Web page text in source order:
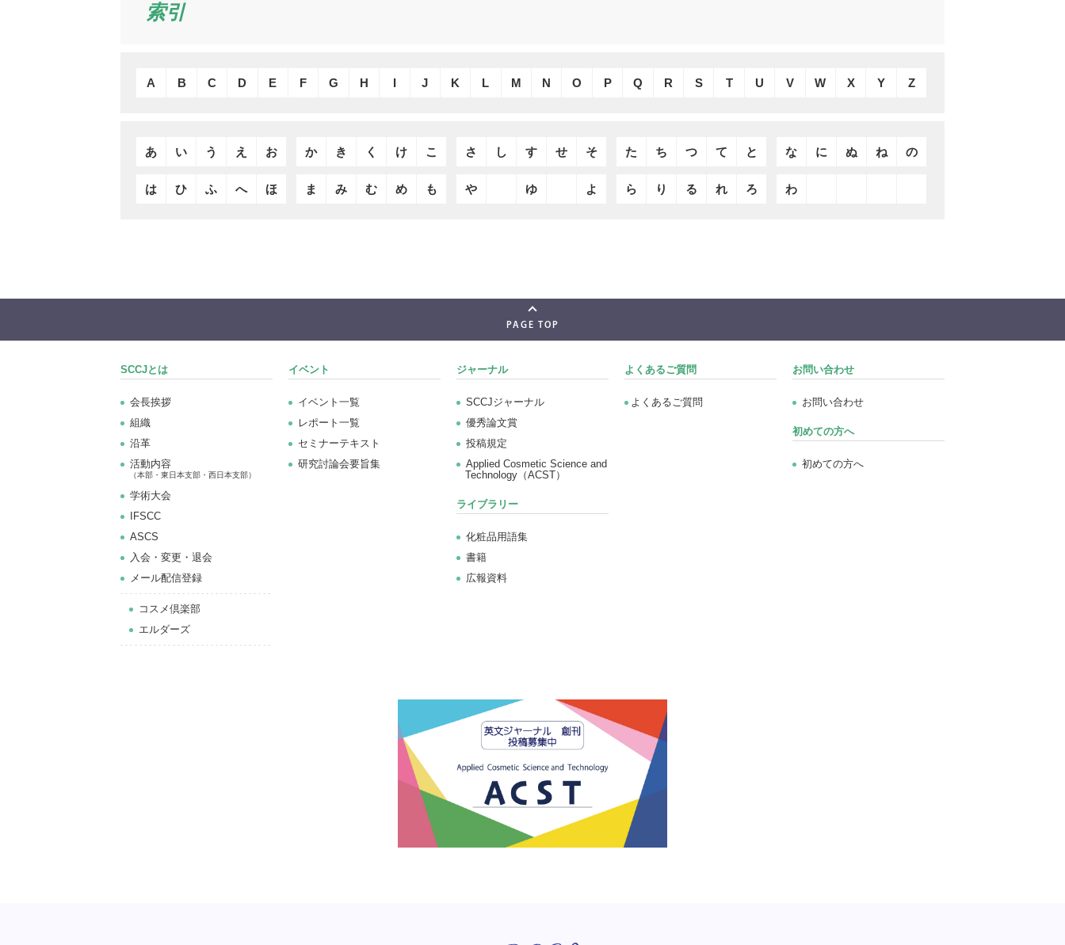
索引
A B C D E F G H I J K L M N O P Q R S T U V W X Y Z
あ い う え お か き く け こ さ し す せ そ た ち つ て と な に ぬ ね の
は ひ ふ へ ほ ま み む め も や ゆ よ ら り る れ ろ わ
PAGE TOP
SCCJとは
会長挨拶
組織
沿革
活動内容
（本部・東日本支部・西日本支部）
学術大会
IFSCC
ASCS
⼊会・変更・退会
メール配信登録
コスメ倶楽部
エルダーズ
イベント
イベント一覧
レポート一覧
セミナーテキスト
研究討論会要旨集
ジャーナル
SCCJジャーナル
優秀論文賞
投稿規定
Applied Cosmetic Science and
Technology（ACST）
ライブラリー
化粧品用語集
書籍
広報資料
よくあるご質問
よくあるご質問
お問い合わせ
お問い合わせ
初めての方へ
初めての方へ